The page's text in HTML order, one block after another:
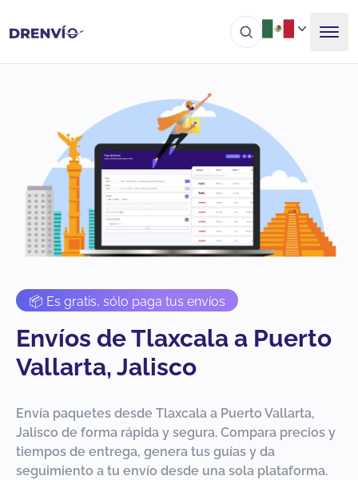
📦 Es gratis, sólo paga tus envíos
Envíos de Tlaxcala a Puerto
Vallarta, Jalisco
Envía paquetes desde Tlaxcala a Puerto Vallarta,
Jalisco de forma rápida y segura. Compara precios y
tiempos de entrega, genera tus guías y da
seguimiento a tu envío desde una sola plataforma.